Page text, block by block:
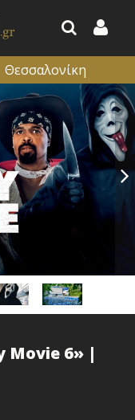
ΕΙΣΟΔΟΣ
Θεσσαλονίκη
Movie 6» |